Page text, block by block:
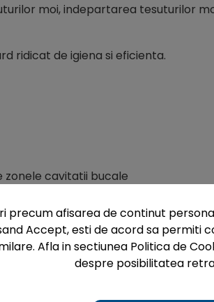
moi, indepartarea tesuturilor
ridicat de igiena si eficienta.
cavitatii bucale
precum afisarea de continut
Accept, esti de acord sa permiti
Afla in sectiunea Politica de
despre posibilitatea